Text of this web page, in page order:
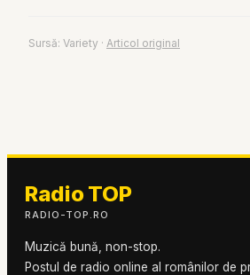
Sursă: Variety · Articol original
Radio TOP
RADIO-TOP.RO
Muzică bună, non-stop.
Postul de radio online al românilor de